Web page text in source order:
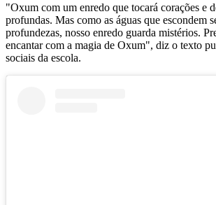
"Oxum com um enredo que tocará corações e
profundas. Mas como as águas que escondem
profundezas, nosso enredo guarda mistérios.
encantar com a magia de Oxum", diz o texto
sociais da escola.